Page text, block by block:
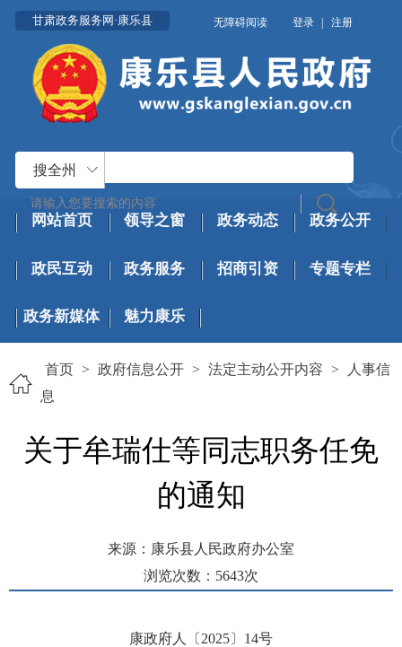
甘肃政务服务网·康乐县 无障碍阅读 登录 | 注册
搜全州
网站首页 领导之窗 政务动态 政务公开
政民互动 政务服务 招商引资 专题专栏
政务新媒体 魅力康乐
首页 > 政府信息公开 > 法定主动公开内容 >
人事信
息
关于牟瑞仕等同志职务任免
的通知
来源：康乐县人民政府办公室
浏览次数： 5643次
康政府人〔2025〕14号